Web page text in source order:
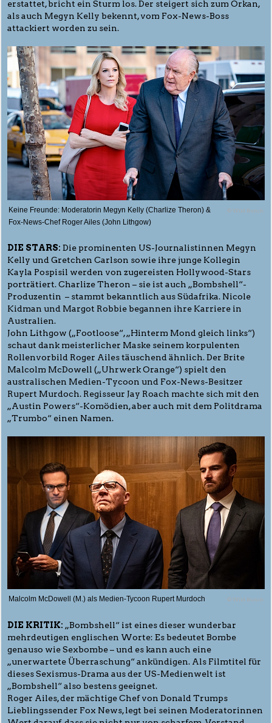
erstattet, bricht ein Sturm los. Der steigert sich zum Orkan,
als auch Megyn Kelly bekennt, vom Fox-News-Boss
attackiert worden zu sein.
Keine Freunde: Moderatorin Megyn Kelly (Charlize Theron) &
Fox-News-Chef Roger Ailes (John Lithgow)
© Wild Bunch
DIE STARS: Die prominenten US-Journalistinnen Megyn
Kelly und Gretchen Carlson sowie ihre junge Kollegin
Kayla Pospisil werden von zugereisten Hollywood-Stars
porträtiert. Charlize Theron – sie ist auch „Bombshell“-
Produzentin – stammt bekanntlich aus Südafrika. Nicole
Kidman und Margot Robbie begannen ihre Karriere in
Australien.
John Lithgow („Footloose“, „Hinterm Mond gleich links“)
schaut dank meisterlicher Maske seinem korpulenten
Rollenvorbild Roger Ailes täuschend ähnlich. Der Brite
Malcolm McDowell („Uhrwerk Orange“) spielt den
australischen Medien-Tycoon und Fox-News-Besitzer
Rupert Murdoch. Regisseur Jay Roach machte sich mit den
„Austin Powers“-Komödien, aber auch mit dem Politdrama
„Trumbo“ einen Namen.
Malcolm McDowell (M.) als Medien-Tycoon Rupert Murdoch © Wild Bunch
DIE KRITIK: „Bombshell“ ist eines dieser wunderbar
mehrdeutigen englischen Worte: Es bedeutet Bombe
genauso wie Sexbombe – und es kann auch eine
„unerwartete Überraschung“ ankündigen. Als Filmtitel für
dieses Sexismus-Drama aus der US-Medienwelt ist
„Bombshell“ also bestens geeignet.
Roger Ailes, der mächtige Chef von Donald Trumps
Lieblingssender Fox News, legt bei seinen Moderatorinnen